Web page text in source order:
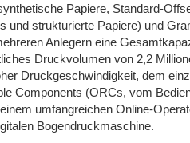
Papiere, Standard-
und strukturierte Papiere) und
Anlegern eine
Druckvolumen von 2,2
Druckgeschwindigkeit, dem
Components (ORCs, vom
umfangreichen Online-
Bogendruckmaschine.